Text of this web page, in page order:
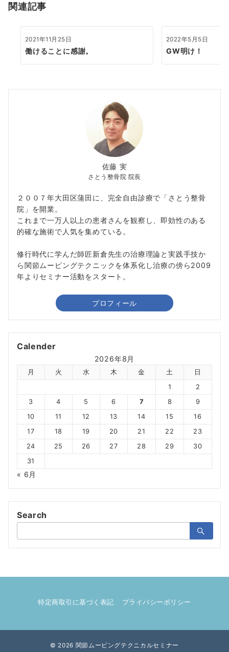
ン
関連記事
2021年11月25日
働けることに感謝。
2022年5月5日
GW明け！
佐藤 実
さとう整骨院 院長
２００７年大田区蒲田に、完全自由診療で「さとう整骨
院」を開業。
これまで一万人以上の患者さんを観察し、即効性のある
的確な施術で人気を集めている。
修行時代に学んだ師匠新倉先生の治療理論と実践手技か
ら関節ムービングテクニックを体系化し治療の傍ら2009
年よりセミナー活動をスタート。
プロフィール
Calender
2026年8月
月 火 水 木 金 土
日
1
2
3
4 5 6 7 8
9
10
11 12 13 14 15
16
17
18 19 20 21 22
23
24
25 26 27 28 29
30
31
« 6月
Search
索：
特定商取引に基づく表記 プライバシーポリシー
© 2026 関節ムービングテクニカルセミナー